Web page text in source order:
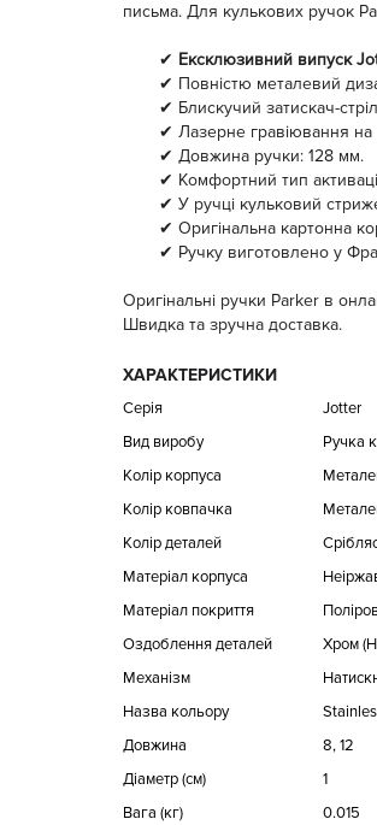
письма. Для кулькових ручок
✔ Ексклюзивний випуск
✔ Повністю металевий
✔ Блискучий затискач-
✔ Лазерне гравіювання на
✔ Довжина ручки: 128 мм.
✔ Комфортний тип
✔ У ручці кульковий
✔ Оригінальна картонна
✔ Ручку виготовлено у
Оригінальні ручки Parker в
Швидка та зручна доставка.
ХАРАКТЕРИСТИКИ
Серія
Jotter
Вид виробу
Ручка
Колір корпуса
Колір ковпачка
Колір деталей
Матеріал корпуса
Матеріал покриття
Оздоблення деталей
Хром
Механізм
Назва кольору
Довжина
8, 12
Діаметр (см)
1
Вага (кг)
0.015